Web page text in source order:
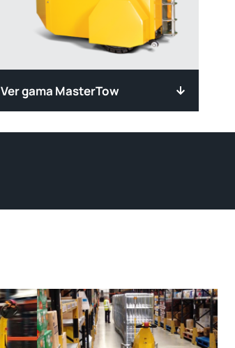
Ver gama MasterTow